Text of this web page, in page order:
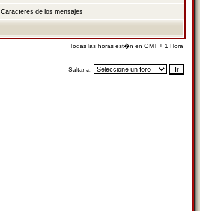
Caracteres de los mensajes
Todas las horas est�n en GMT + 1 Hora
Saltar a: